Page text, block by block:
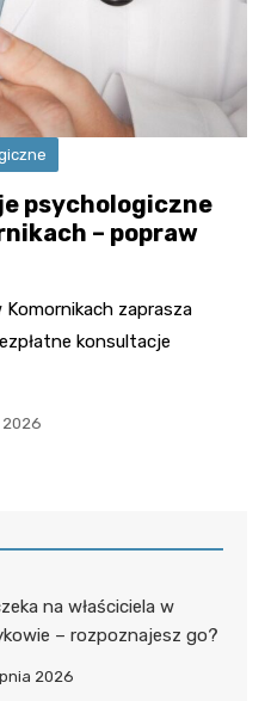
psychologiczne
– popraw
Komornikach zaprasza
konsultacje
2026
na właściciela w
– rozpoznajesz go?
2026